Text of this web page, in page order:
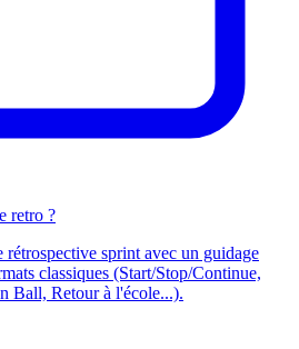
retro ?
rétrospective sprint avec un guidage
classiques (Start/Stop/Continue,
Ball, Retour à l'école...).